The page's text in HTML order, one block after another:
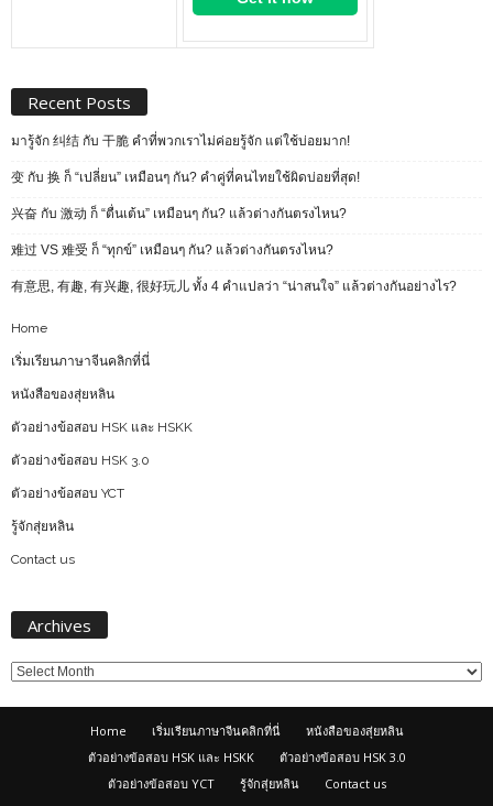
Recent Posts
มารู้จัก 纠结 กับ 干脆 คำที่พวกเราไม่ค่อยรู้จัก แต่ใช้บ่อยมาก!
变 กับ 换 ก็ “เปลี่ยน” เหมือนๆ กัน? คำคู่ที่คนไทยใช้ผิดบ่อยที่สุด!
兴奋 กับ 激动 ก็ “ตื่นเต้น” เหมือนๆ กัน? แล้วต่างกันตรงไหน?
难过 VS 难受 ก็ “ทุกข์” เหมือนๆ กัน? แล้วต่างกันตรงไหน?
有意思, 有趣, 有兴趣, 很好玩儿 ทั้ง 4 คำแปลว่า “น่าสนใจ” แล้วต่างกันอย่างไร?
Home
เริ่มเรียนภาษาจีนคลิกที่นี่
หนังสือของสุ่ยหลิน
ตัวอย่างข้อสอบ HSK และ HSKK
ตัวอย่างข้อสอบ HSK 3.0
ตัวอย่างข้อสอบ YCT
รู้จักสุ่ยหลิน
Contact us
Archives
Home เริ่มเรียนภาษาจีนคลิกที่นี่
หนังสือของสุ่ยหลิน
ตัวอย่างข้อสอบ HSK และ HSKK
ตัวอย่างข้อสอบ HSK 3.0
ตัวอย่างข้อสอบ YCT
รู้จักสุ่ยหลิน
Contact us